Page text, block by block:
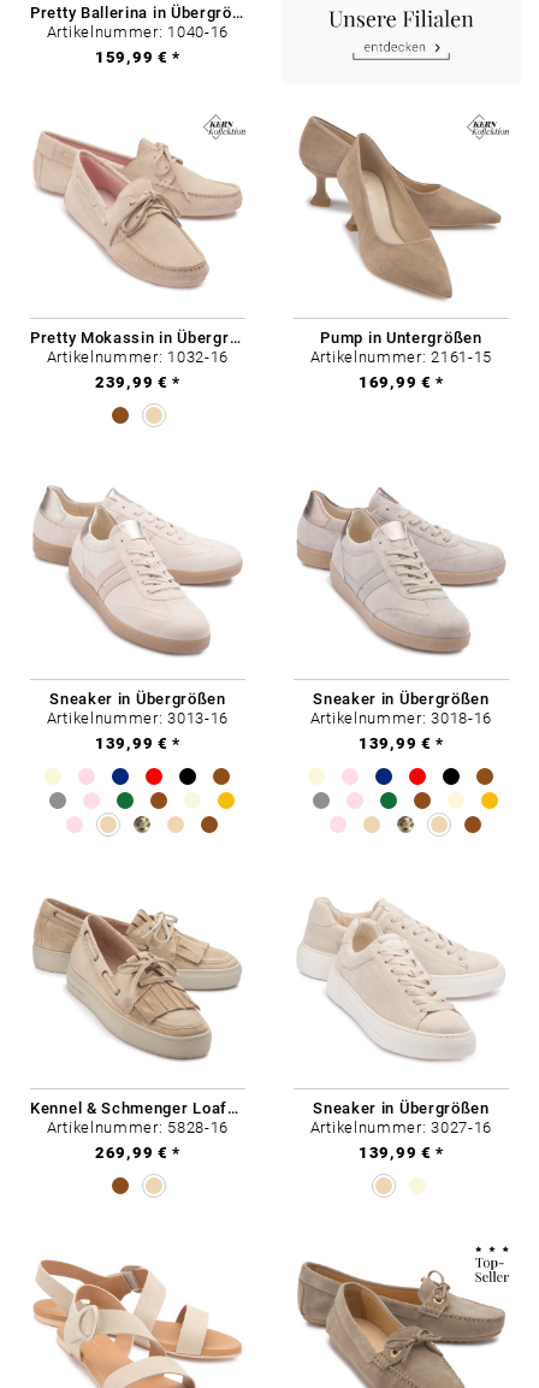
Pretty Ballerina in Übergrößen
Artikelnummer: 1040-16
159,99 € *
Pretty Mokassin in Übergrößen
Artikelnummer: 1032-16
239,99 € *
Pump in Untergrößen
Artikelnummer: 2161-15
169,99 € *
Sneaker in Übergrößen
Artikelnummer: 3013-16
139,99 € *
Sneaker in Übergrößen
Artikelnummer: 3018-16
139,99 € *
Kennel & Schmenger Loafer in Übergrößen
Artikelnummer: 5828-16
269,99 € *
Sneaker in Übergrößen
Artikelnummer: 3027-16
139,99 € *